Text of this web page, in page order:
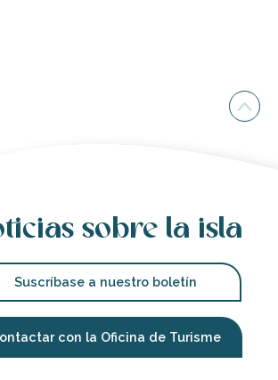
sobre la isla
Suscríbase a nuestro boletín
con la Oficina de Turisme